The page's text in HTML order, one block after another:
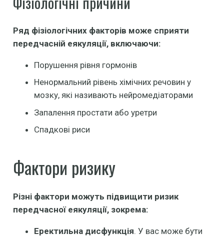
Ряд фізіологічних факторів може сприяти
передчасній еякуляції, включаючи:
Порушення рівня гормонів
Ненормальний рівень хімічних речовин у
мозку, які називають нейромедіаторами
Запалення простати або уретри
Спадкові риси
Фактори ризику
Різні фактори можуть підвищити ризик
передчасної еякуляції, зокрема:
Еректильна дисфункція. У вас може бути